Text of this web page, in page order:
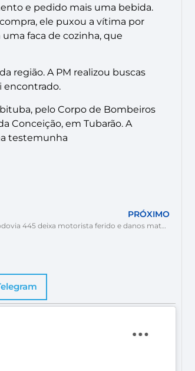
e pedido mais uma bebida.
ele puxou a vítima por
faca de cozinha, que
região. A PM realizou buscas
encontrado.
pelo Corpo de Bombeiros
Conceição, em Tubarão. A
testemunha
PRÓXIMO